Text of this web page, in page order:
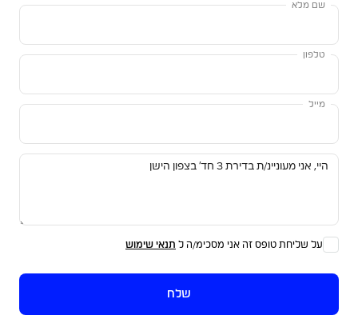
שם מלא
טלפון
מייל
על שליחת טופס זה אני מסכימ/ה ל תנאי שימוש
שלח